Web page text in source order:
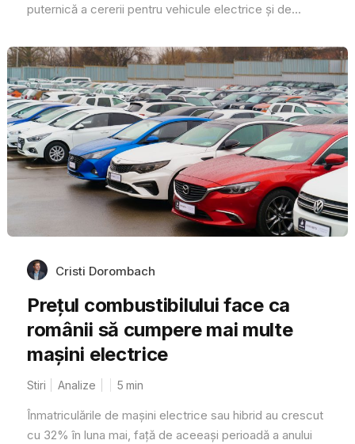
puternică a cererii pentru vehicule electrice și de...
Cristi Dorombach
Prețul combustibilului face ca
românii să cumpere mai multe
mașini electrice
Stiri Analize 5 min
Înmatriculările de mașini electrice sau hibrid au crescut
cu 32% în luna mai, față de aceeași perioadă a anului